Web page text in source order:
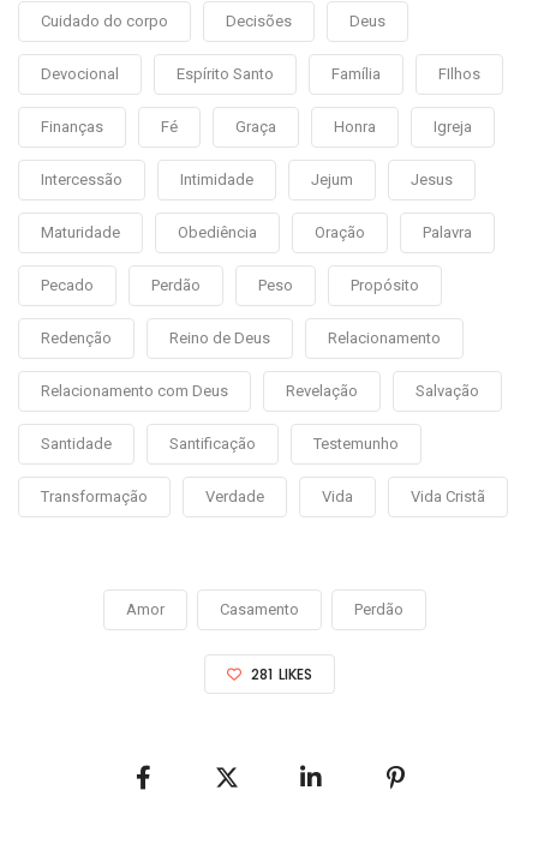
Cuidado do corpo Decisões Deus
Devocional Espírito Santo Família FIlhos
Finanças Fé Graça Honra Igreja
Intercessão Intimidade Jejum Jesus
Maturidade Obediência Oração Palavra
Pecado Perdão Peso Propósito
Redenção Reino de Deus Relacionamento
Relacionamento com Deus Revelação Salvação
Santidade Santificação Testemunho
Transformação Verdade Vida Vida Cristã
Amor Casamento Perdão
281 LIKES